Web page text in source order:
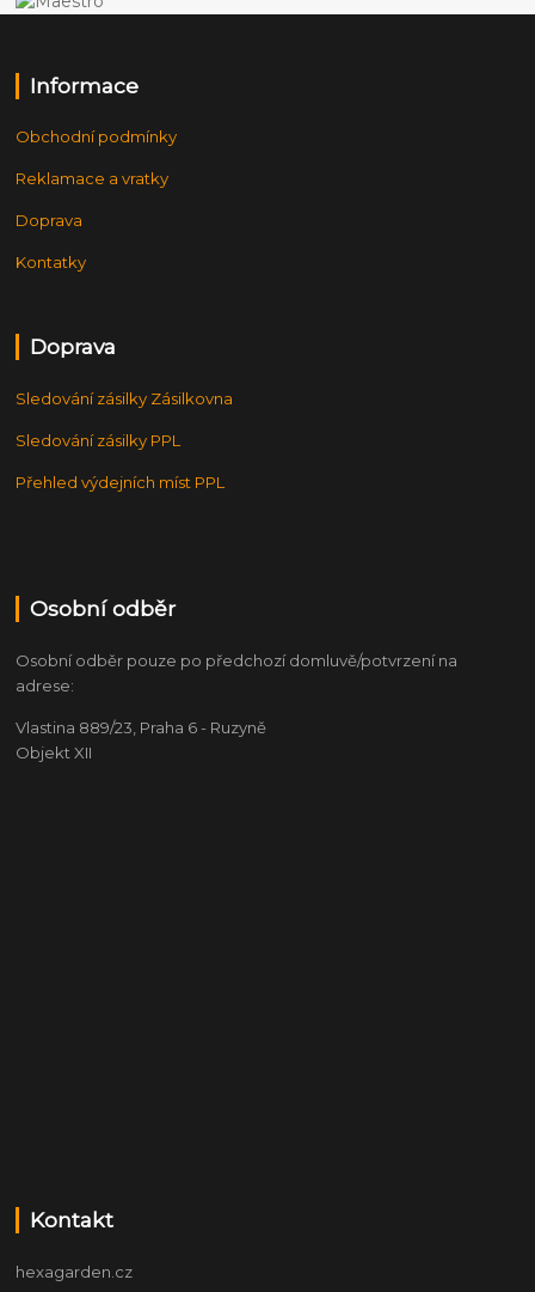
Informace
Obchodní podmínky
Reklamace a vratky
Doprava
Kontatky
Doprava
Sledování zásilky Zásilkovna
Sledování zásilky PPL
Přehled výdejních míst PPL
Osobní odběr
Osobní odběr pouze po předchozí domluvě/potvrzení na
adrese:
Vlastina 889/23, Praha 6 - Ruzyně
Objekt XII
Kontakt
hexagarden.cz